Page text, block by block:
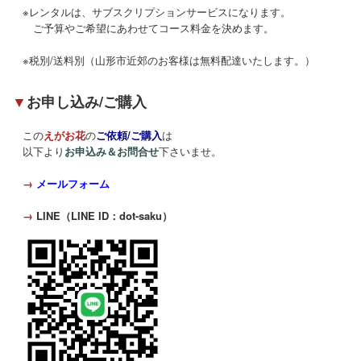
※レンタルは、サブスクリプションサービスになります。
ご予算やご希望にあわせてコース料金を決めます。
※税別/送料別（山形市近郊のお客様は無料配達いたします。）
▼お申し込み/ご購入
このえがお花のご依頼/ご購入は
以下より お申込み＆お問合せ下さいませ。
→ メールフォーム
→ LINE（LINE ID：dot-saku）